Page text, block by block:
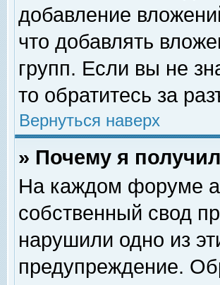
добавление
что добавлять
групп. Если вы не
то обратитесь за
Вернуться наверх
» Почему я
На каждом форуме
собственный свод
нарушили одно из
предупреждение.